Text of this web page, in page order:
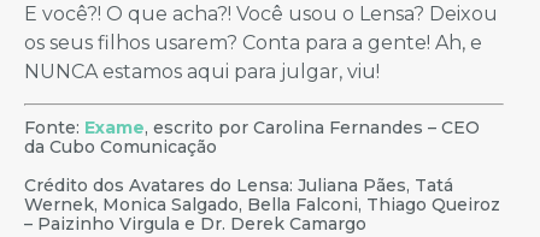
E você?! O que acha?! Você usou o Lensa? Deixou
os seus filhos usarem? Conta para a gente! Ah, e
NUNCA estamos aqui para julgar, viu!
Fonte: Exame, escrito por Carolina Fernandes – CEO
da Cubo Comunicação
Crédito dos Avatares do Lensa: Juliana Pães, Tatá
Wernek, Monica Salgado, Bella Falconi, Thiago Queiroz
– Paizinho Virgula e Dr. Derek Camargo